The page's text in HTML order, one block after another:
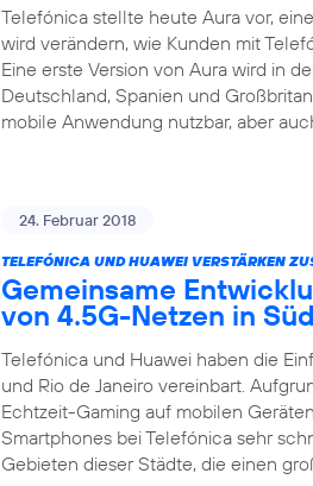
Telefónica stellte heute Aura vor,
wird verändern, wie Kunden mit
Eine erste Version von Aura wird in
Deutschland, Spanien und
mobile Anwendung nutzbar, aber
24. Februar 2018
TELEFÓNICA UND HUAWEI VERSTÄRKEN
Gemeinsame
von 4.5G-Netzen in
Telefónica und Huawei haben die
und Rio de Janeiro vereinbart.
Echtzeit-Gaming auf mobilen
Smartphones bei Telefónica sehr
Gebieten dieser Städte, die einen